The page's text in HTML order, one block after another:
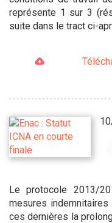
représente 1 sur 3
suite dans le tract ci-
Le protocole 2013/
mesures
ces dernières la